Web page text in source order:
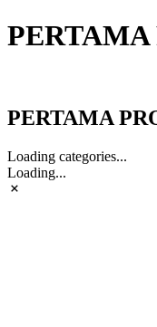
PERTAMA
PERTAMA
Loading categories...
Loading...